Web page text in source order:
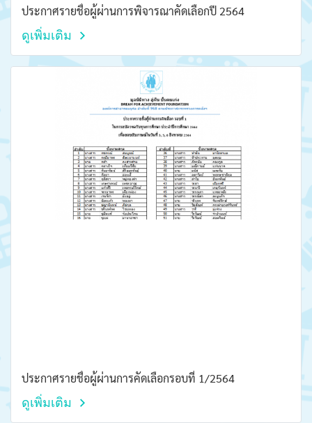
ประกาศรายชื่อผู้ผ่านการพิจารณาคัดเลือกปี 2564
ดูเพิ่มเติม
ประกาศรายชื่อผู้ผ่านการคัดเลือกรอบที่ 1/2564
ดูเพิ่มเติม